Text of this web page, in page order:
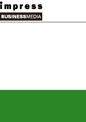
メ
イ
テ